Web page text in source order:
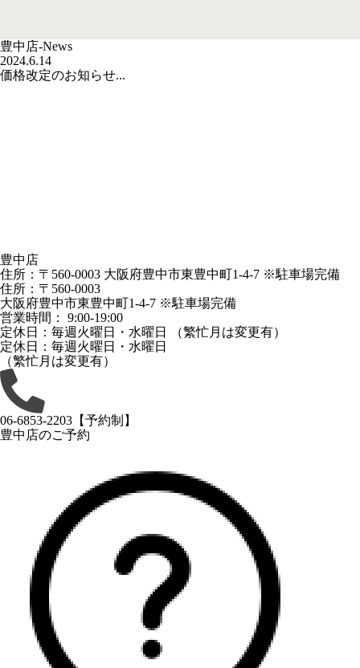
豊中店-News
2024.6.14
価格改定のお知らせ...
豊中店
住所：〒560-0003 大阪府豊中市東豊中町1-4-7 ※駐車場完備
住所：〒560-0003
大阪府豊中市東豊中町1-4-7 ※駐車場完備
営業時間： 9:00-19:00
定休日：毎週火曜日・水曜日 （繁忙月は変更有）
定休日：毎週火曜日・水曜日
（繁忙月は変更有）
06-6853-2203 【予約制】
豊中店のご予約